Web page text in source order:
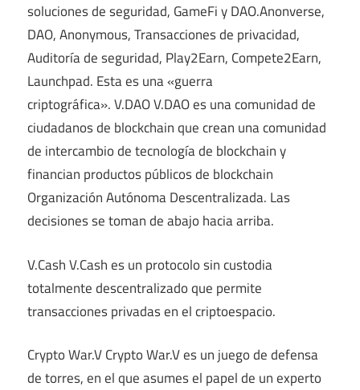
soluciones de seguridad, GameFi y DAO.Anonverse,
DAO, Anonymous, Transacciones de privacidad,
Auditoría de seguridad, Play2Earn, Compete2Earn,
Launchpad. Esta es una «guerra
criptográfica». V.DAO V.DAO es una comunidad de
ciudadanos de blockchain que crean una comunidad
de intercambio de tecnología de blockchain y
financian productos públicos de blockchain
Organización Autónoma Descentralizada. Las
decisiones se toman de abajo hacia arriba.
V.Cash V.Cash es un protocolo sin custodia
totalmente descentralizado que permite
transacciones privadas en el criptoespacio.
Crypto War.V Crypto War.V es un juego de defensa
de torres, en el que asumes el papel de un experto